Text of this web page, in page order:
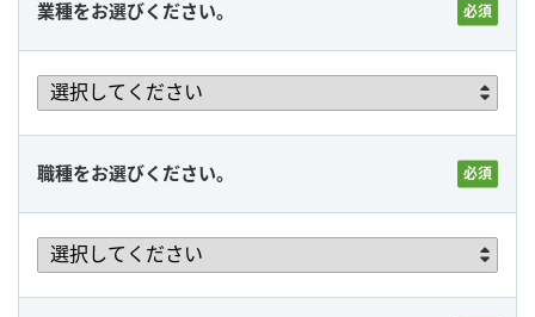
業種をお選びください。
職種をお選びください。